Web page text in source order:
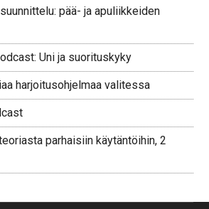
pää- ja apuliikkeiden
Uni ja suorituskyky
harjoitusohjelmaa valitessa
parhaisiin käytäntöihin, 2